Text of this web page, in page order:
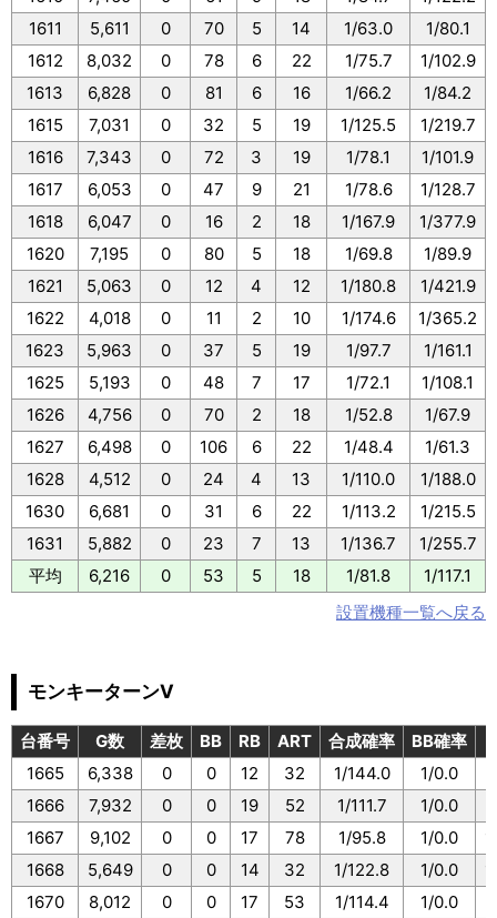
1611
5,611 0 70 5 14 1/63.0
1/80.1
1612
8,032 0 78 6 22 1/75.7 1/102.9
1613
6,828 0 81 6 16 1/66.2 1/84.2
1615
7,031 0 32 5 19 1/125.5 1/219.7
1616
7,343 0 72 3 19 1/78.1 1/101.9
1617
6,053 0 47 9 21 1/78.6
1/128.7
1618
6,047 0 16 2 18 1/167.9 1/377.9
1620
7,195 0 80 5 18 1/69.8 1/89.9
1621
5,063 0 12 4 12 1/180.8 1/421.9
1622
4,018 0 11 2 10 1/174.6 1/365.2
1623
5,963 0 37 5 19 1/97.7
1/161.1
1625
5,193 0 48 7 17 1/72.1
1/108.1
1626
4,756 0 70 2 18 1/52.8 1/67.9
1627
6,498 0 106 6 22 1/48.4 1/61.3
1628
4,512 0 24 4 13 1/110.0
1/188.0
1630
6,681 0 31 6 22 1/113.2
1/215.5
1631
5,882 0 23 7 13 1/136.7
1/255.7
平均
6,216 0 53 5 18 1/81.8
1/117.1
設置機種一覧へ戻る
モンキーターンV
台番号 G数 差枚 BB RB ART 合成確率 BB確率
1665
6,338 0 0 12 32 1/144.0 1/0.0
1666
7,932 0 0 19 52 1/111.7 1/0.0
1667
9,102 0 0 17 78 1/95.8 1/0.0
1668
5,649 0 0 14 32 1/122.8 1/0.0
1670
8,012 0 0 17 53 1/114.4 1/0.0